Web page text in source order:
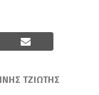
ΤΖΙΏΤΗΣ